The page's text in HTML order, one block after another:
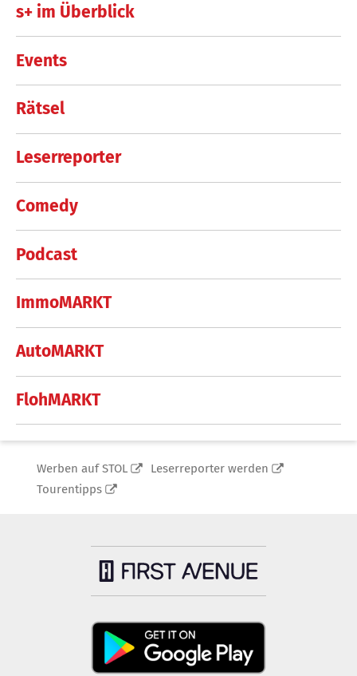
s+ im Überblick
Events
Rätsel
Leserreporter
Comedy
Podcast
ImmoMARKT
AutoMARKT
FlohMARKT
Werben auf STOL
Leserreporter werden
Tourentipps